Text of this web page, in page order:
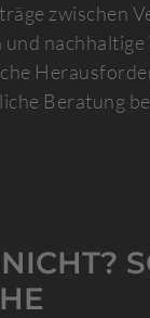
zwischen
Beratung